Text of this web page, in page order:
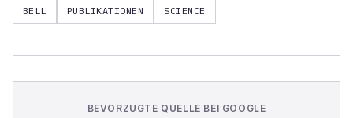
BELL PUBLIKATIONEN SCIENCE
BEVORZUGTE QUELLE BEI GOOGLE